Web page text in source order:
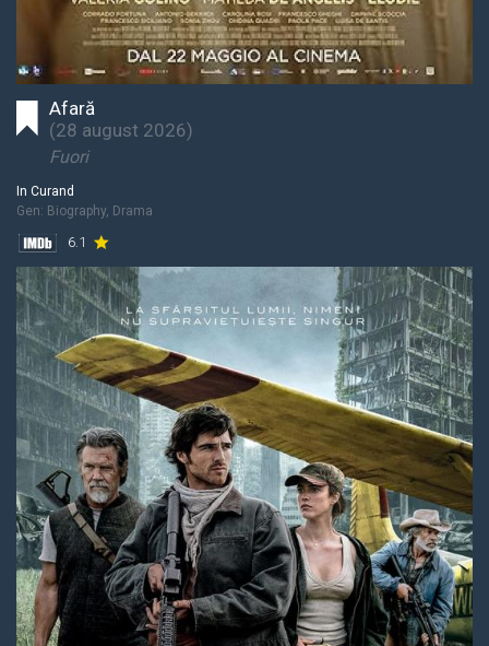
Afară
(28 august 2026)
Fuori
In Curand
Gen: Biography, Drama
6.1